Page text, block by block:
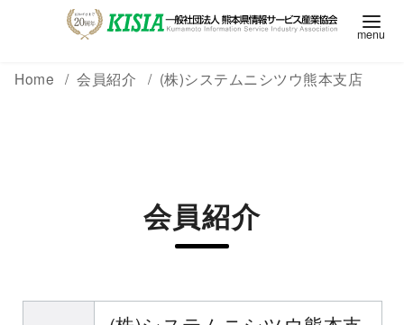
Home 会員紹介 (株)システムニシツウ熊本支店
会員紹介